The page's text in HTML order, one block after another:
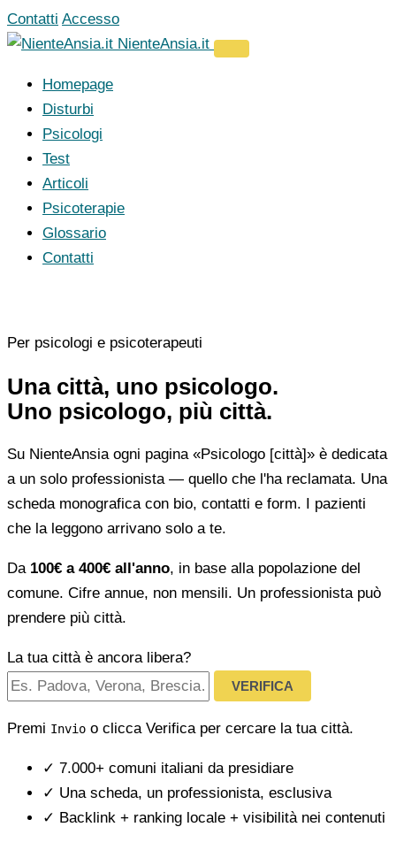
Vai
al
Contatti Accesso
NienteAnsia.it
Homepage
Disturbi
Psicologi
Test
Articoli
Psicoterapie
Glossario
Contatti
Per psicologi e psicoterapeuti
Una città, uno psicologo.
Uno psicologo, più città.
Su NienteAnsia ogni pagina «Psicologo [città]» è dedicata
a un solo professionista — quello che l'ha reclamata. Una
scheda monografica con bio, contatti e form. I pazienti
che la leggono arrivano solo a te.
Da 100€ a 400€ all'anno, in base alla popolazione del
comune. Cifre annue, non mensili. Un professionista può
prendere più città.
La tua città è ancora libera?
VERIFICA
Premi Invio o clicca Verifica per cercare la tua città.
✓ 7.000+ comuni italiani da presidiare
✓ Una scheda, un professionista, esclusiva
✓ Backlink + ranking locale + visibilità nei contenuti